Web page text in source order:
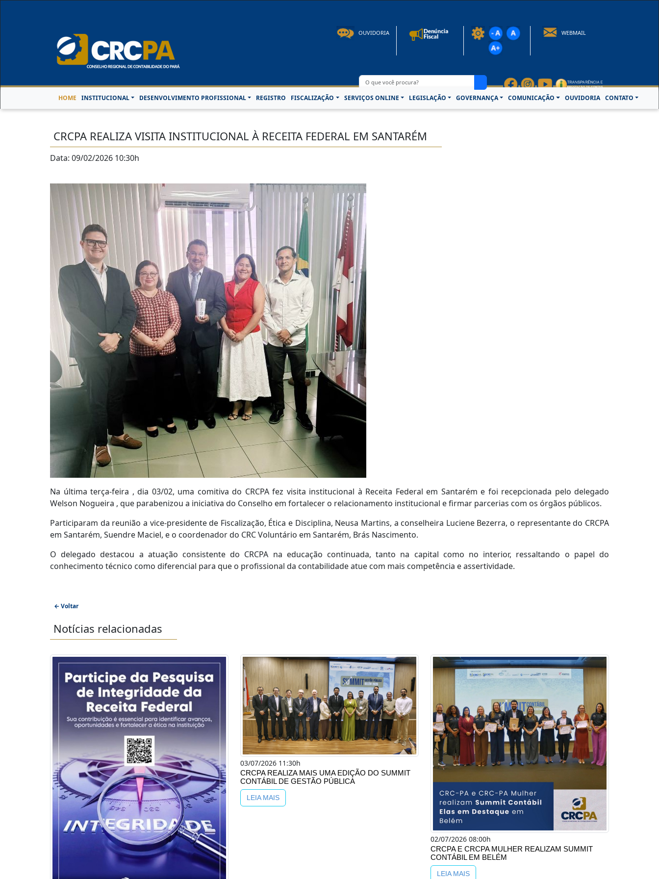
OUVIDORIA WEBMAIL
HOME INSTITUCIONAL DESENVOLVIMENTO PROFISSIONAL REGISTRO FISCALIZAÇÃO SERVIÇOS ONLINE LEGISLAÇÃO GOVERNANÇA COMUNICAÇÃO OUVIDORIA CONTATO
CRCPA REALIZA VISITA INSTITUCIONAL À RECEITA FEDERAL EM SANTARÉM
Data: 09/02/2026 10:30h
Na última terça-feira , dia 03/02, uma comitiva do CRCPA fez visita institucional à Receita Federal em Santarém e foi recepcionada pelo delegado
Welson Nogueira , que parabenizou a iniciativa do Conselho em fortalecer o relacionamento institucional e firmar parcerias com os órgãos públicos.
Participaram da reunião a vice-presidente de Fiscalização, Ética e Disciplina, Neusa Martins, a conselheira Luciene Bezerra, o representante do CRCPA
em Santarém, Suendre Maciel, e o coordenador do CRC Voluntário em Santarém, Brás Nascimento.
O delegado destacou a atuação consistente do CRCPA na educação continuada, tanto na capital como no interior, ressaltando o papel do
conhecimento técnico como diferencial para que o profissional da contabilidade atue com mais competência e assertividade.
← Voltar
Notícias relacionadas
03/07/2026 11:30h
CRCPA REALIZA MAIS UMA EDIÇÃO DO SUMMIT
CONTÁBIL DE GESTÃO PÚBLICA
LEIA MAIS
02/07/2026 08:00h
CRCPA E CRCPA MULHER REALIZAM SUMMIT
CONTÁBIL EM BELÉM
LEIA MAIS